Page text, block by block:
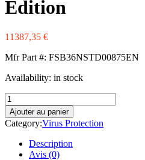
Edition
11387,35 €
Mfr Part #: FSB36NSTD00875EN
Availability: in stock
Ajouter au panier
Category:Virus Protection
Description
Avis (0)